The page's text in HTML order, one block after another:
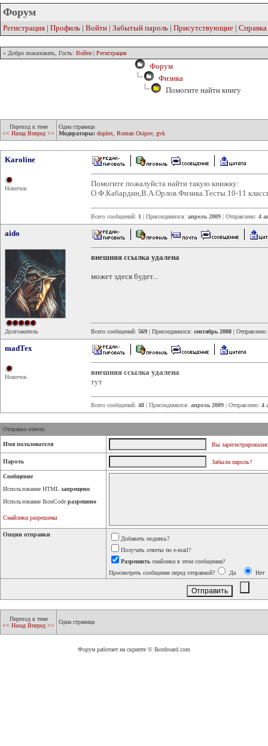
Форум
Регистрация | Профиль | Войти | Забытый пароль | Присутствующие | Справка
» Добро пожаловать, Гость: Войти | Регистрация
Форум
Физика
Помогите найти книгу
Переход к теме
<< Назад Вперед >>
Одна страница
Модераторы: duplex Roman Osipov, gvk
Karoline
Новичок
Помогите пожалуйста найти такую книжку:
О.Ф.Кабардин,В.А.Орлов.Физика.Тесты.10-11
Всего сообщений: 1 | Присоединился: апрель 2009 | Отправлено: 4
aido
Долгожитель
внешняя ссылка удалена
может здеся будет...
Всего сообщений: 569 | Присоединился: сентябрь 2008 |
madTex
Новичок
внешняя ссылка удалена
тут
Всего сообщений: 48 | Присоединился: апрель 2009 | Отправлено: 4
Отправка ответа:
Имя пользователя Вы
Пароль Забыли пароль?
Сообщение
Использование HTML запрещено
Использование IkonCode разрешено
Смайлики разрешены
Опции отправки
Добавить подпись?
Получать ответы по e-mail?
Разрешить смайлики в этом сообщении?
Просмотреть сообщение перед отправкой?
Да Нет
Переход к теме
<< Назад Вперед >>
Одна страница
Форум работает на скрипте © Ikonboard.com